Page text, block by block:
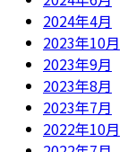
2024年4月
2023年10月
2023年9月
2023年8月
2023年7月
2022年10月